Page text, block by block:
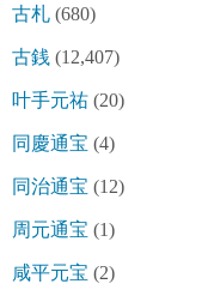
古札 (680)
古銭 (12,407)
叶手元祐 (20)
同慶通宝 (4)
同治通宝 (12)
周元通宝 (1)
咸平元宝 (2)